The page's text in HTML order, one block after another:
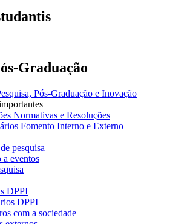
Graduação
Pós-Graduação e Inovação
Normativas e Resoluções
Fomento Interno e Externo
pesquisa
eventos
DPPI
DPPI
com a sociedade